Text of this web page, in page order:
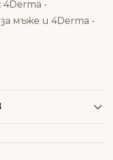
4Derma -
мъже и 4Derma -